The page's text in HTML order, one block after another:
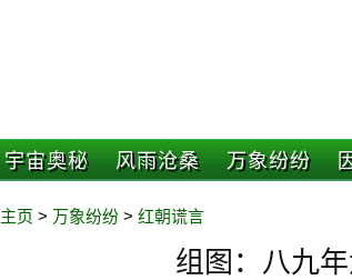
宇宙奥秘 风雨沧桑 万象纷纷
主页 > 万象纷纷 > 红朝谎言
组图：八九